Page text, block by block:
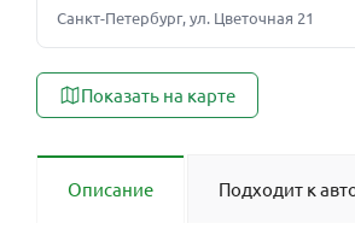
Санкт-Петербург, ул. Цветочная 21
Показать на карте
Описание Подходит к